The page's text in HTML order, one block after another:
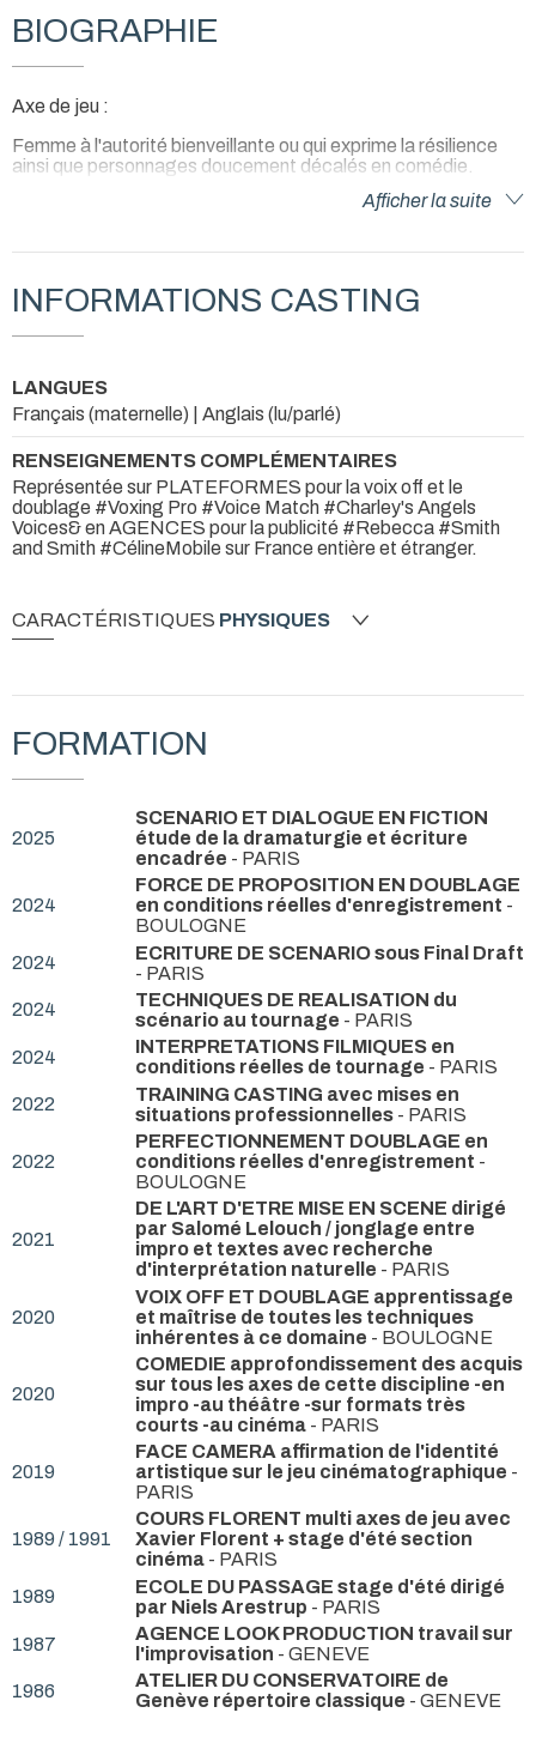
BIOGRAPHIE
Axe de jeu :
Femme à l'autorité bienveillante ou qui exprime la résilience
ainsi que personnages doucement décalés en comédie.
Afficher la suite
INFORMATIONS CASTING
LANGUES
Français (maternelle) | Anglais (lu/parlé)
RENSEIGNEMENTS COMPLÉMENTAIRES
Représentée sur PLATEFORMES pour la voix off et le
doublage #Voxing Pro #Voice Match #Charley's Angels
Voices& en AGENCES pour la publicité #Rebecca #Smith
and Smith #CélineMobile sur France entière et étranger.
CARACTÉRISTIQUES PHYSIQUES
FORMATION
2025
SCENARIO ET DIALOGUE EN FICTION
étude de la dramaturgie et écriture
encadrée - PARIS
2024
FORCE DE PROPOSITION EN DOUBLAGE
en conditions réelles d'enregistrement -
BOULOGNE
2024
ECRITURE DE SCENARIO sous Final Draft
- PARIS
2024
TECHNIQUES DE REALISATION du
scénario au tournage - PARIS
2024
INTERPRETATIONS FILMIQUES en
conditions réelles de tournage - PARIS
2022
TRAINING CASTING avec mises en
situations professionnelles - PARIS
2022
PERFECTIONNEMENT DOUBLAGE en
conditions réelles d'enregistrement -
BOULOGNE
2021
DE L'ART D'ETRE MISE EN SCENE dirigé
par Salomé Lelouch / jonglage entre
impro et textes avec recherche
d'interprétation naturelle - PARIS
2020
VOIX OFF ET DOUBLAGE apprentissage
et maîtrise de toutes les techniques
inhérentes à ce domaine - BOULOGNE
2020
COMEDIE approfondissement des acquis
sur tous les axes de cette discipline -en
impro -au théâtre -sur formats très
courts -au cinéma - PARIS
2019
FACE CAMERA affirmation de l'identité
artistique sur le jeu cinématographique -
PARIS
1989 / 1991
COURS FLORENT multi axes de jeu avec
Xavier Florent + stage d'été section
cinéma - PARIS
1989
ECOLE DU PASSAGE stage d'été dirigé
par Niels Arestrup - PARIS
1987
AGENCE LOOK PRODUCTION travail sur
l'improvisation - GENEVE
1986
ATELIER DU CONSERVATOIRE de
Genève répertoire classique - GENEVE